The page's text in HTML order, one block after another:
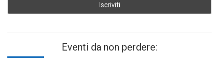
Eventi da non perdere: